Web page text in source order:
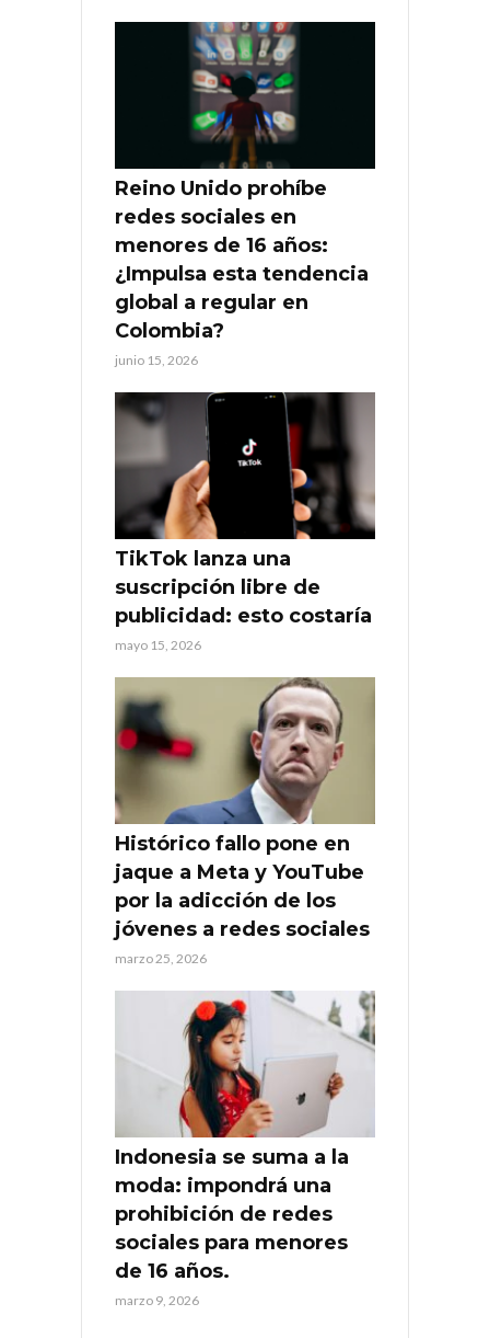
Reino Unido prohíbe
redes sociales en
menores de 16 años:
¿Impulsa esta tendencia
global a regular en
Colombia?
junio 15, 2026
TikTok lanza una
suscripción libre de
publicidad: esto costaría
mayo 15, 2026
Histórico fallo pone en
jaque a Meta y YouTube
por la adicción de los
jóvenes a redes sociales
marzo 25, 2026
Indonesia se suma a la
moda: impondrá una
prohibición de redes
sociales para menores
de 16 años.
marzo 9, 2026